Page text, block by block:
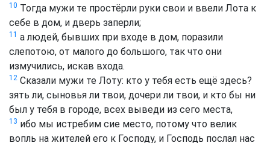
10 Тогда мужи те простёрли руки свои и ввели Лота к
себе в дом, и дверь заперли;
11 а людей, бывших при входе в дом, поразили
слепотою, от малого до большого, так что они
измучились, искав входа.
12 Сказали мужи те Лоту: кто у тебя есть ещё здесь?
зять ли, сыновья ли твои, дочери ли твои, и кто бы ни
был у тебя в городе, всех выведи из сего места,
13 ибо мы истребим сие место, потому что велик
вопль на жителей его к Господу, и Господь послал нас